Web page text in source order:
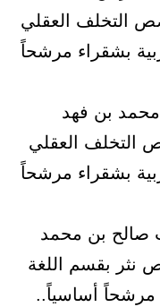
التخلف العقلي
بشقراء مرشحاً
محمد بن فهد
التخلف العقلي
بشقراء مرشحاً
صالح بن محمد
نثر بقسم اللغة
مرشحاً أساسياً..